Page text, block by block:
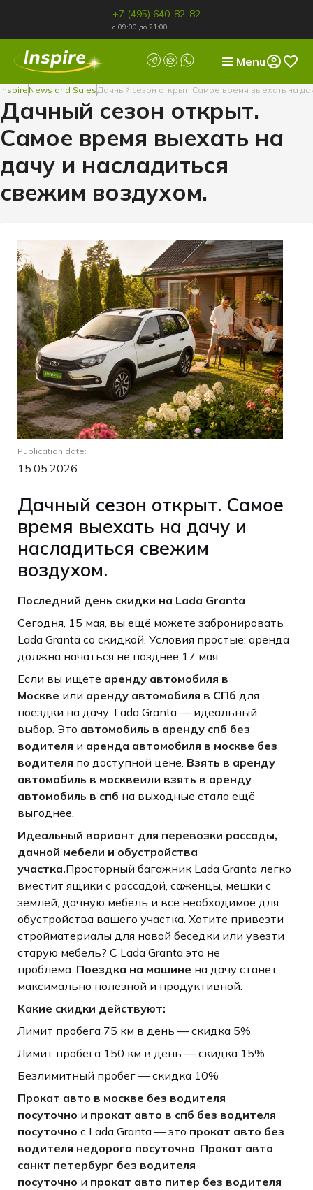
+7 (495) 640-82-82
с 09:00 до 21:00
Menu
Inspire News and SalesДачный сезон открыт. Самое время выехать на
Дачный сезон открыт.
Самое время выехать на
дачу и насладиться
свежим воздухом.
Publication date:
15.05.2026
Дачный сезон открыт. Самое
время выехать на дачу и
насладиться свежим
воздухом.
Последний день скидки на Lada Granta
Сегодня, 15 мая, вы ещё можете забронировать
Lada Granta со скидкой. Условия простые: аренда
должна начаться не позднее 17 мая.
Если вы ищете аренду автомобиля в
Москве или аренду автомобиля в СПб для
поездки на дачу, Lada Granta — идеальный
выбор. Это автомобиль в аренду спб без
водителя и аренда автомобиля в москве без
водителя по доступной цене. Взять в аренду
автомобиль в москвеили взять в аренду
автомобиль в спб на выходные стало ещё
выгоднее.
Идеальный вариант для перевозки рассады,
дачной мебели и обустройства
участка.Просторный багажник Lada Granta легко
вместит ящики с рассадой, саженцы, мешки с
землёй, дачную мебель и всё необходимое для
обустройства вашего участка. Хотите привезти
стройматериалы для новой беседки или увезти
старую мебель? С Lada Granta это не
проблема. Поездка на машине на дачу станет
максимально полезной и продуктивной.
Какие скидки действуют:
Лимит пробега 75 км в день — скидка 5%
Лимит пробега 150 км в день — скидка 15%
Безлимитный пробег — скидка 10%
Прокат авто в москве без водителя
посуточно и прокат авто в спб без водителя
посуточно с Lada Granta — это прокат авто без
водителя недорого посуточно Прокат авто
санкт петербург без водителя
посуточно и прокат авто питер без водителя